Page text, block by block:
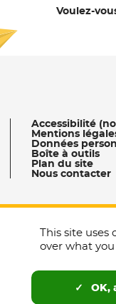
Voulez-
Accessibilité
Mentions
Données
Boîte à outils
Plan du site
Nous contacter
Agence Ad’ Occ-
This site uses
over what
OK,